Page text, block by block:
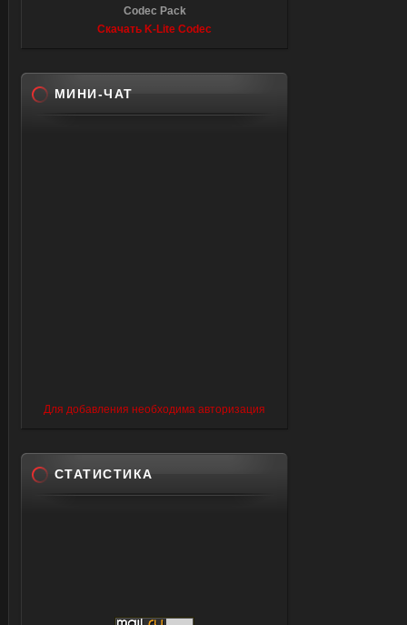
Codec Pack
Скачать K-Lite Codec
МИНИ-ЧАТ
Для добавления необходима авторизация
СТАТИСТИКА